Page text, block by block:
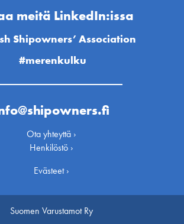
meitä LinkedIn:issa
Shipowners’ Association
#merenkulku
Ota yhteyttä ›
Henkilöstö ›
Evästeet ›
Suomen Varustamot Ry